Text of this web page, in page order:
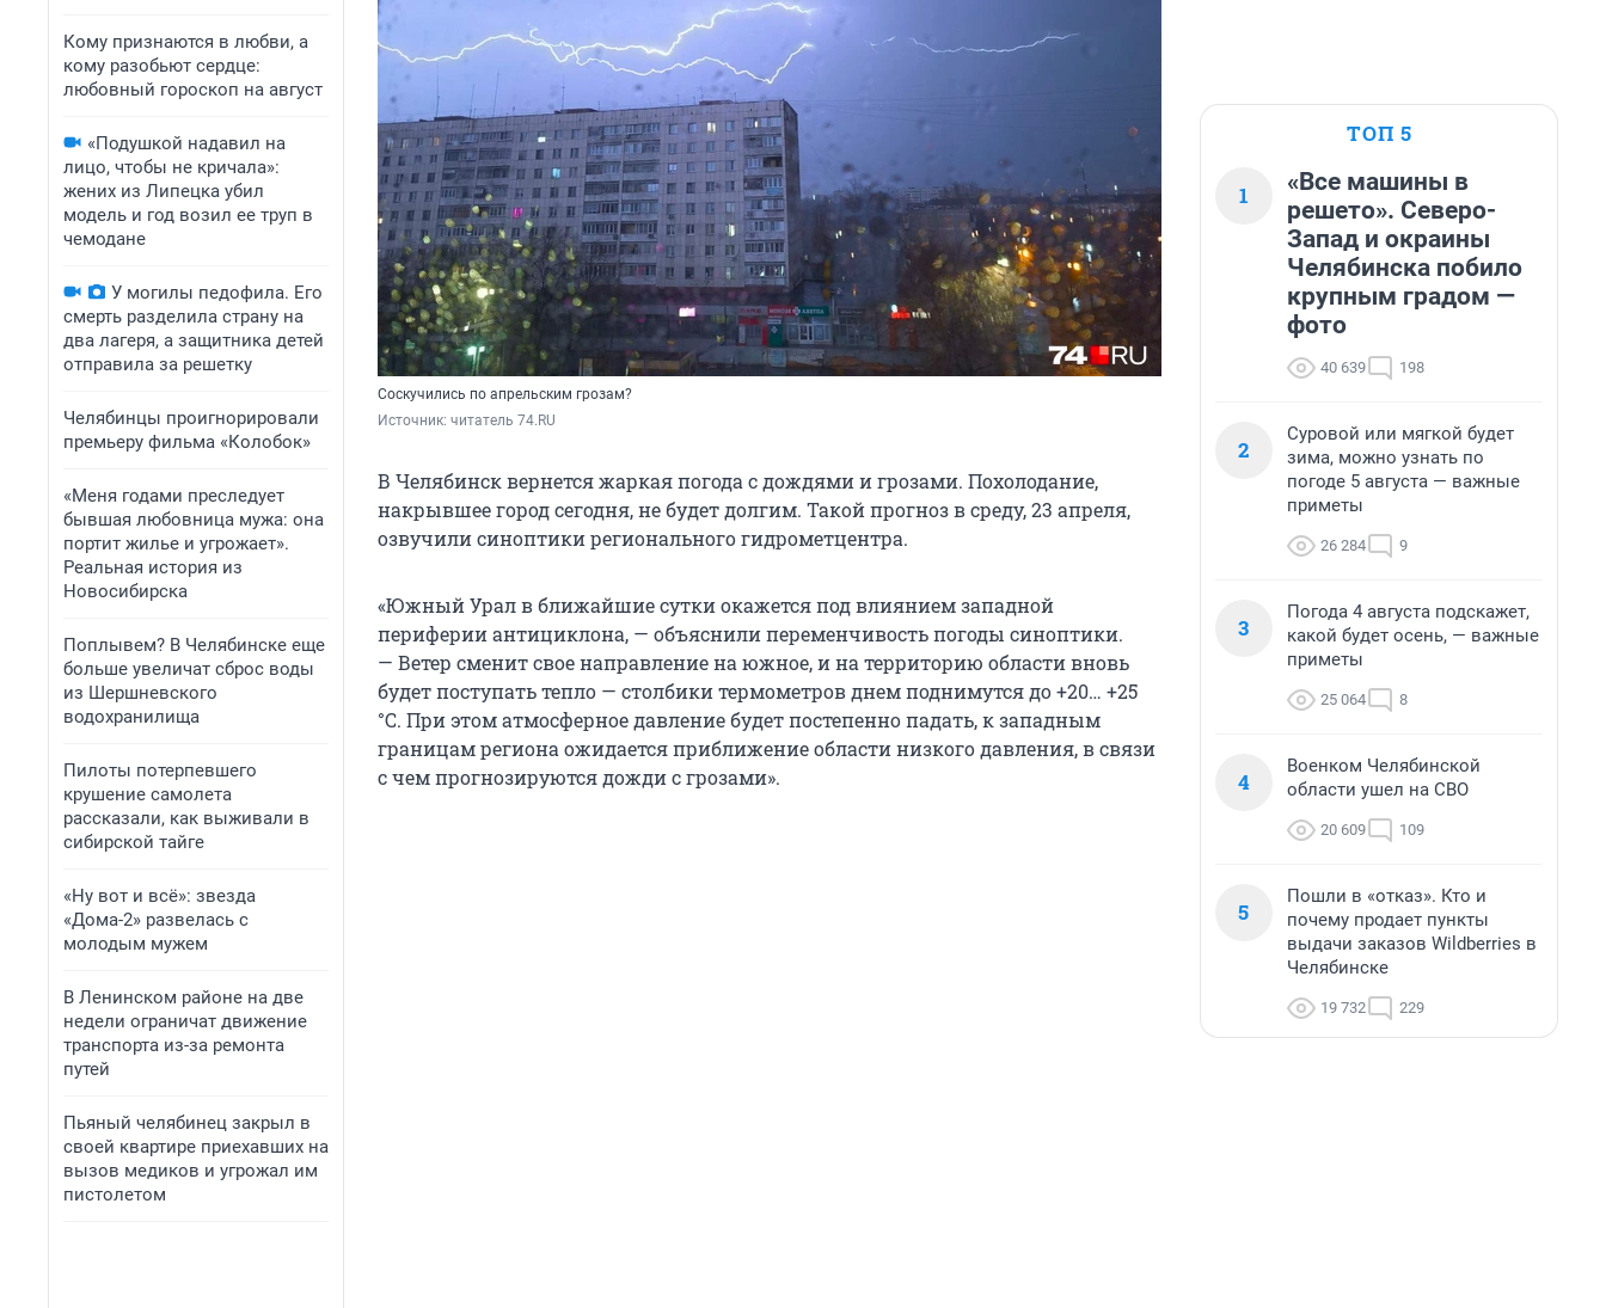
Кому признаются в любви, а
кому разобьют сердце:
любовный гороскоп на август
«Подушкой надавил на
лицо, чтобы не кричала»:
жених из Липецка убил
модель и год возил ее труп в
чемодане
У могилы педофила. Его
смерть разделила страну на
два лагеря, а защитника детей
отправила за решетку
Челябинцы проигнорировали
премьеру фильма «Колобок»
«Меня годами преследует
бывшая любовница мужа: она
портит жилье и угрожает».
Реальная история из
Новосибирска
Поплывем? В Челябинске еще
больше увеличат сброс воды
из Шершневского
водохранилища
Пилоты потерпевшего
крушение самолета
рассказали, как выживали в
сибирской тайге
«Ну вот и всё»: звезда
«Дома-2» развелась с
молодым мужем
В Ленинском районе на две
недели ограничат движение
транспорта из-за ремонта
путей
Пьяный челябинец закрыл в
своей квартире приехавших на
вызов медиков и угрожал им
пистолетом
Соскучились по апрельским грозам?
Источник: читатель 74.RU
В Челябинск вернется жаркая погода с дождями и грозами. Похолодание,
накрывшее город сегодня, не будет долгим. Такой прогноз в среду, 23 апреля,
озвучили синоптики регионального гидрометцентра.
«Южный Урал в ближайшие сутки окажется под влиянием западной
периферии антициклона, — объяснили переменчивость погоды синоптики.
— Ветер сменит свое направление на южное, и на территорию области вновь
будет поступать тепло — столбики термометров днем поднимутся до +20… +25
°С. При этом атмосферное давление будет постепенно падать, к западным
границам региона ожидается приближение области низкого давления, в связи
с чем прогнозируются дожди с грозами».
ТОП 5
1
«Все машины в
решето». Северо-
Запад и окраины
Челябинска побило
крупным градом —
фото
40 639 198
2
Суровой или мягкой будет
зима, можно узнать по
погоде 5 августа — важные
приметы
26 284 9
3
Погода 4 августа подскажет,
какой будет осень, — важные
приметы
25 064 8
4
Военком Челябинской
области ушел на СВО
20 609 109
5
Пошли в «отказ». Кто и
почему продает пункты
выдачи заказов Wildberries в
Челябинске
19 732 229